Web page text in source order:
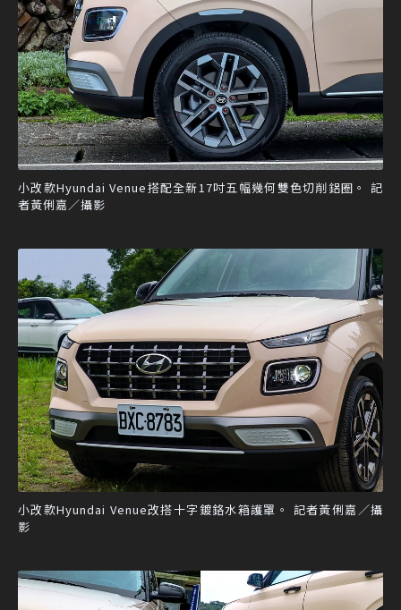
小改款Hyundai Venue搭配全新17吋五幅幾何雙色切削鋁圈。 記
者黃俐嘉／攝影
小改款Hyundai Venue改搭十字鍍鉻水箱護罩。 記者黃俐嘉／攝
影